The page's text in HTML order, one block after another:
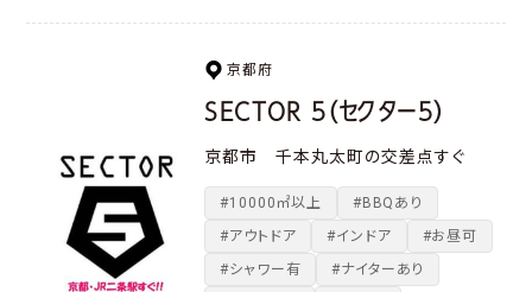
京都府
SECTOR 5（セクター５）
京都市 千本丸太町の交差点すぐ
#10000㎡以上
#BBQあり
#アウトドア
#インドア
#お昼可
#シャワー有
#ナイターあり